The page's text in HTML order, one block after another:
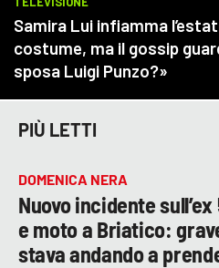
PIÙ LETTI
DOMENICA NERA
Nuovo incidente
e moto a Briatico:
stava andando a